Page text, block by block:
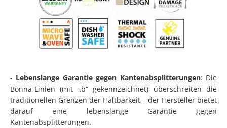
- Lebenslange Garantie gegen Kantenabsplitterungen: Die
Bonna-Linien (mit „b“ gekennzeichnet) überschreiten die
traditionellen Grenzen der Haltbarkeit – der Hersteller bietet
darauf eine lebenslange Garantie gegen
Kantenabsplitterungen.